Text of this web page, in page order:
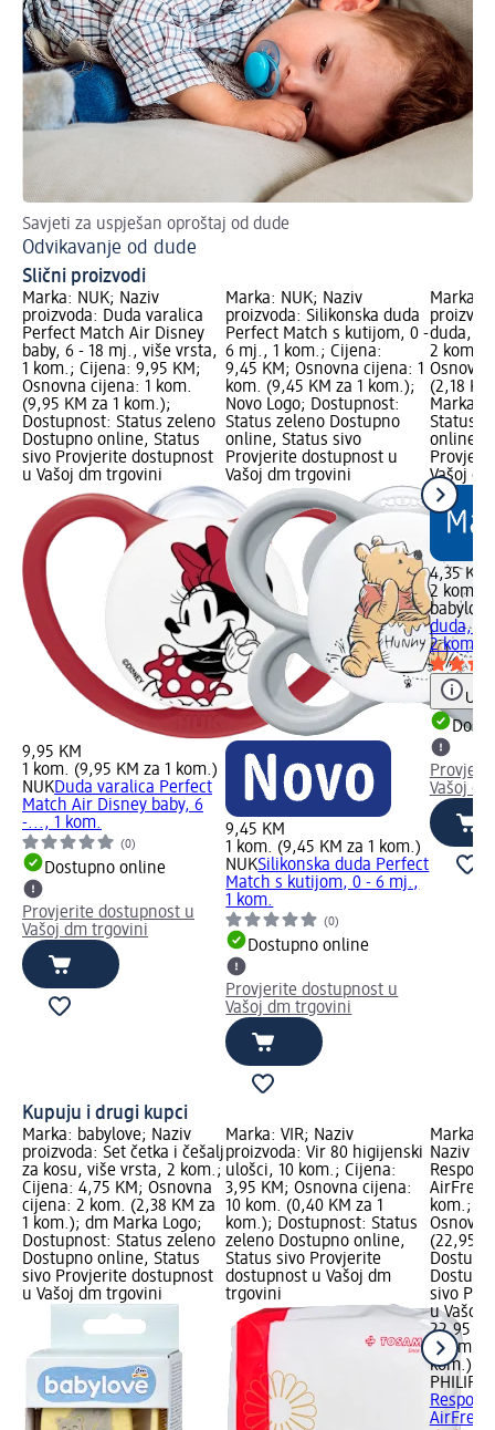
Savjeti za uspješan oproštaj od dude
Odvikavanje od dude
Slični proizvodi
Marka: NUK; Naziv
proizvoda: Duda varalica
Perfect Match Air Disney
baby, 6 - 18 mj., više vrsta,
1 kom.; Cijena: 9,95 KM;
Osnovna cijena: 1 kom.
(9,95 KM za 1 kom.);
Dostupnost: Status zeleno
Dostupno online, Status
sivo Provjerite dostupnost
u Vašoj dm trgovini
9,95 KM
1 kom. (9,95 KM za 1 kom.)
NUKDuda varalica Perfect
Match Air Disney baby, 6
-..., 1 kom.
(0)
Dostupno online
Provjerite dostupnost u
Vašoj dm trgovini
Marka: NUK; Naziv
proizvoda: Silikonska duda
Perfect Match s kutijom, 0 -
6 mj., 1 kom.; Cijena:
9,45 KM; Osnovna cijena: 1
kom. (9,45 KM za 1 kom.);
Novo Logo; Dostupnost:
Status zeleno Dostupno
online, Status sivo
Provjerite dostupnost u
Vašoj dm trgovini
9,45 KM
1 kom. (9,45 KM za 1 kom.)
NUKSilikonska duda Perfect
Match s kutijom, 0 - 6 mj.,
1 kom.
(0)
Dostupno online
Provjerite dostupnost u
Vašoj dm trgovini
Marka:
duda, 0
2 kom.;
(2,18
Marka
Status
online,
Vašoj
4,35 KM
2 kom.
babylove
duda, 0
2 kom.
Vašoj
Kupuju i drugi kupci
Marka: babylove; Naziv
proizvoda: Set četka i češalj
za kosu, više vrsta, 2 kom.;
Cijena: 4,75 KM; Osnovna
cijena: 2 kom. (2,38 KM za
1 kom.); dm Marka Logo;
Dostupnost: Status zeleno
Dostupno online, Status
sivo Provjerite dostupnost
u Vašoj dm trgovini
Marka: VIR; Naziv
proizvoda: Vir 80 higijenski
ulošci, 10 kom.; Cijena:
3,95 KM; Osnovna cijena:
10 kom. (0,40 KM za 1
kom.); Dostupnost: Status
zeleno Dostupno online,
Status sivo Provjerite
dostupnost u Vašoj dm
trgovini
Marka:
Naziv
AirFree
kom.;
(22,95
sivo
u Vašoj
22,95
1 kom.
kom.)
PHILIPS